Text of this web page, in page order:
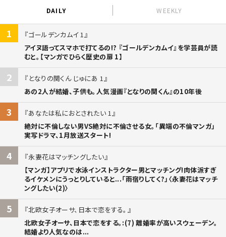
DAILY WEEKLY
1
ゴールデンカムイ 1
アイヌ語ってスマホで打てるの!? 『ゴールデンカムイ』を学芸員が読
むと。【マンガでひらく歴史の扉 1】
2
となりの関くん じゅにあ 1
あの2人が結婚、子供も。人気漫画『となりの関くん』の10年後
3
あなたは私におとされたい 1
絶対に不倫しない男VS絶対に不倫させる女。「異端の不倫マンガ」
実写ドラマ、1月放送スタート!
4
永妻花はマッチングしたい
【マンガ】アプリで水泳インストラクター男とマッチング!肉体派すぎ
るイケメンにうっとりしていると...「雨宿りしてく?」〈永妻花はマッチ
ングしたい(2)〉
5
北欧女子オーサ、日本で恋をする。
北欧女子オーサ、日本で恋をする。:(7) 離婚率が高いスウェーデン。
結婚より人気なのは...